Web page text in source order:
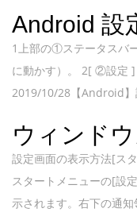
Android 設
1上部の①ステータスバ
に動かす）。 2[ ②設定 ]
2019/10/28【Android】
ウィンド
設定画面の表示方法[ス
スタートメニューの[設
示されます。右下の通